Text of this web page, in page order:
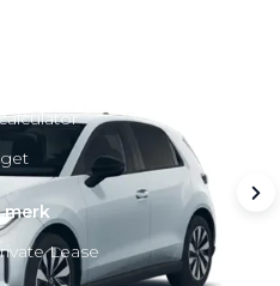
merk
Lease